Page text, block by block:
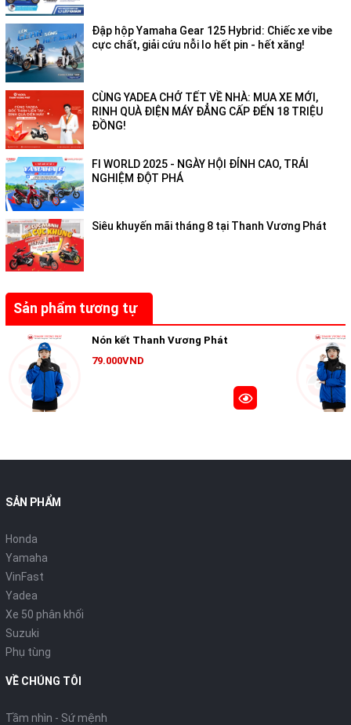
Đập hộp Yamaha Gear 125 Hybrid: Chiếc xe vibe
cực chất, giải cứu nỗi lo hết pin - hết xăng!
CÙNG YADEA CHỞ TẾT VỀ NHÀ: MUA XE MỚI,
RINH QUÀ ĐIỆN MÁY ĐẲNG CẤP ĐẾN 18 TRIỆU
ĐỒNG!
FI WORLD 2025 - NGÀY HỘI ĐỈNH CAO, TRẢI
NGHIỆM ĐỘT PHÁ
Siêu khuyến mãi tháng 8 tại Thanh Vương Phát
Sản phẩm tương tự
Nón kết Thanh Vương Phát
79.000VND
SẢN PHẨM
Honda
Yamaha
VinFast
Yadea
Xe 50 phân khối
Suzuki
Phụ tùng
VỀ CHÚNG TÔI
Tầm nhìn - Sứ mệnh